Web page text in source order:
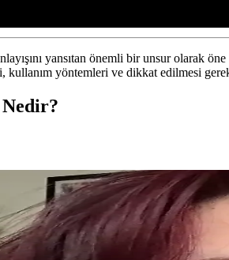
yansıtan önemli bir unsur olarak
kullanım yöntemleri ve dikkat edilmesi
Nedir?
Kara Sarımsak Yağı ile Saç
yağı, saç sağlığını destekleyerek
5.5 ile Saç Sağlığını